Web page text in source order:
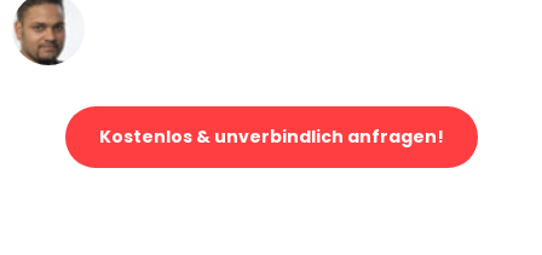
Kostenlos & unverbindlich anfragen!